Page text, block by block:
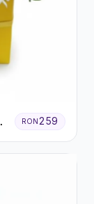
RON259